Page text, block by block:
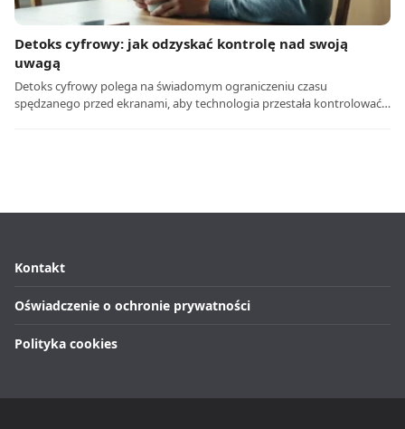
Detoks cyfrowy: jak odzyskać kontrolę nad swoją
uwagą
Detoks cyfrowy polega na świadomym ograniczeniu czasu
spędzanego przed ekranami, aby technologia przestała kontrolować…
Kontakt
Oświadczenie o ochronie prywatności
Polityka cookies